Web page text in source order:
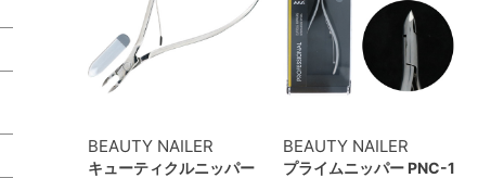
BEAUTY NAILER
キューティクルニッパー
BEAUTY NAILER
プライムニッパー PNC-1